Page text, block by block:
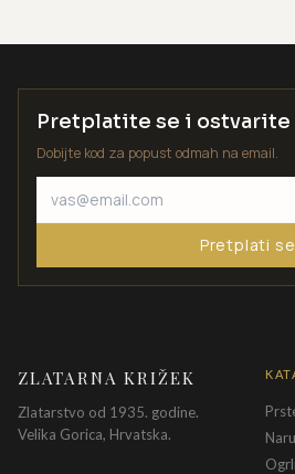
Pretplatite se i ostvarite
Dobijte kod za popust odmah na email.
Pretplati se
ZLATARNA KRIŽEK
Zlatarstvo od 1935. godine.
Velika Gorica, Hrvatska.